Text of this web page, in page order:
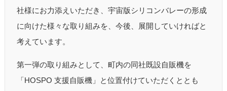
社様にお力添えいただき、宇宙版シリコンバレーの形成
に向けた様々な取り組みを、今後、展開していければと
考えています。
第一弾の取り組みとして、町内の同社既設自販機を
「HOSPO 支援自販機」と位置付けていただくととも